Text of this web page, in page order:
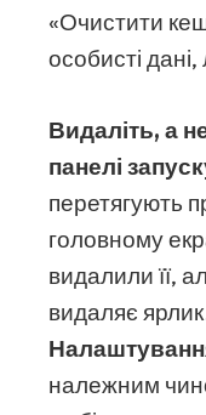
«Очистити
особисті
Видаліть, а
панелі
перетягують
головному
видалили її,
видаляє
належним